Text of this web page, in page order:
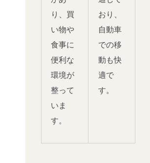
り、買
い物や
食事に
便利な
環境が
整って
いま
す。
おり、
自動車
での移
動も快
適で
す。